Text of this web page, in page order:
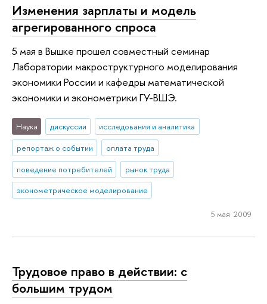
Изменения зарплаты и модель
агрегированного спроса
5 мая в Вышке прошел совместный семинар
Лаборатории макроструктурного моделирования
экономики России и кафедры математической
экономики и эконометрики ГУ-ВШЭ.
Наука дискуссии
исследования и аналитика
репортаж о событии
оплата труда
поведение потребителей
рынок труда
эконометрическое моделирование
5 мая 2009
Трудовое право в действии: с
большим трудом